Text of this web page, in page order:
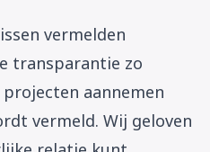
vermelden
transparantie zo
aannemen
vermeld. Wij geloven